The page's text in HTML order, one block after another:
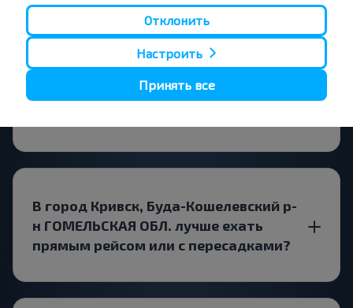
За сколько времени до выезда
искать билет Гомель Ав, ГОМЕЛЬ
Буда-Кошелевский р-н ГОМЕЛЬСКАЯ
В город Кривск, Буда-Кошелевский р-
н ГОМЕЛЬСКАЯ ОБЛ. лучше ехать
прямым рейсом или с пересадками?
Отклонить
Настроить
Принять все